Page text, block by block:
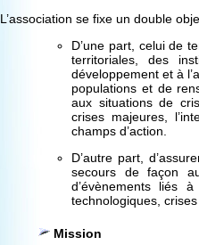
L’association se fixe un double
D’une part, celui de
territoriales, des
développement et à
populations et de
aux situations de
crises majeures,
champs d’action.
D’autre part,
secours de façon
d’évènements liés
technologiques,
Mission